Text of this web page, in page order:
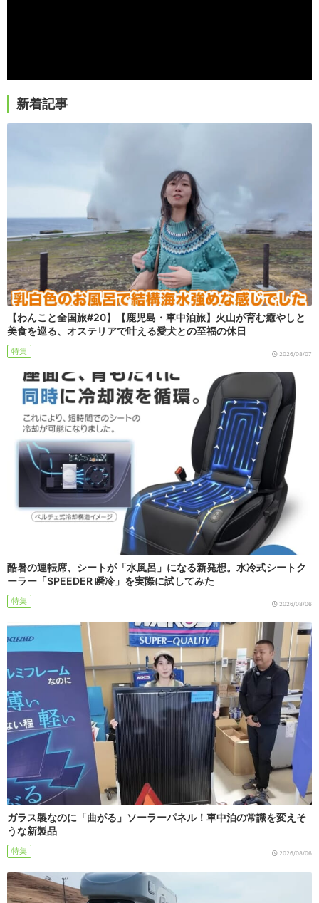
新着記事
【わんこと全国旅#20】【鹿児島・車中泊旅】火山が育む癒やしと
美食を巡る、オステリアで叶える愛犬との至福の休日
特集 2026/08/07
酷暑の運転席、シートが「水風呂」になる新発想。水冷式シートク
ーラー「SPEEDER 瞬冷」を実際に試してみた
特集 2026/08/06
ガラス製なのに「曲がる」ソーラーパネル！車中泊の常識を変えそ
うな新製品
特集 2026/08/06